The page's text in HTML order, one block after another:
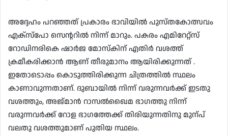
അദ്ദേഹം പറഞ്ഞത് പ്രകാരം ഭാവിയിൽ പുസ്തകോത്സവം
എക്സ്പോ സെന്ററിൽ നിന്ന് മാറും. പകരം എമിറേറ്റ്സ്
റോഡിനരികെ ഷാർജ മോസ്‌കിന് എതിർ വശത്ത്
ക്രമീകരിക്കാൻ ആണ് തീരുമാനം ആയിരിക്കുന്നത് .
ഇതോടൊപ്പം കൊടുത്തിരിക്കുന്ന ചിത്രത്തിൽ സ്ഥലം
കാണാവുന്നതാണ്. ദുബായിൽ നിന്ന് വരുന്നവർക്ക് ഇടതു
വശത്തും, അജ്‌മാൻ റാസൽഖൈമ ഭാഗത്തു നിന്ന്
വരുന്നവർക്ക് റോള ഭാഗത്തേക്ക് തിരിയുന്നതിനു മുന്പ്
വലതു വശത്തുമാണ് പുതിയ സ്ഥലം.